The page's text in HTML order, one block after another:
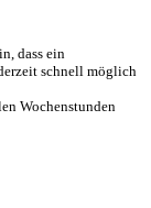
dass ein
schnell möglich
Wochenstunden